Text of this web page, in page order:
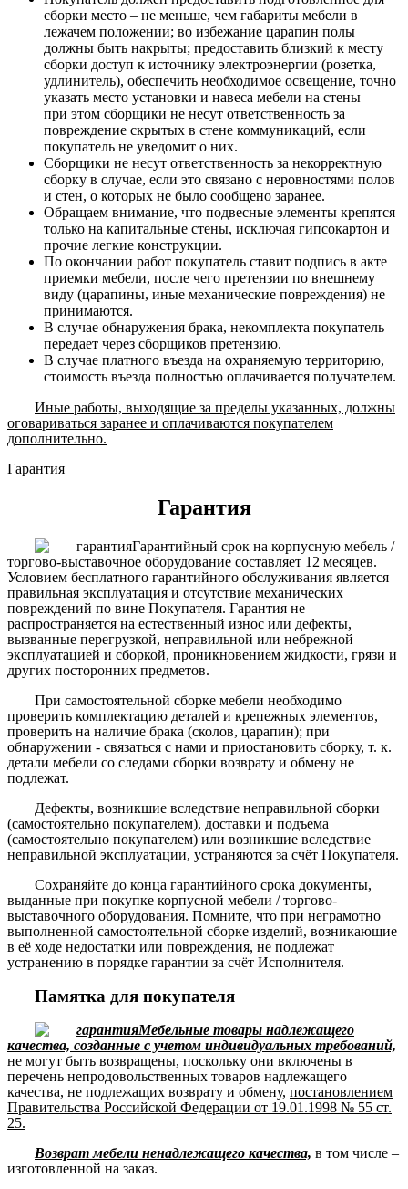
сборки место – не меньше, чем габариты мебели в
лежачем положении; во избежание царапин полы
должны быть накрыты; предоставить близкий к месту
сборки доступ к источнику электроэнергии (розетка,
удлинитель), обеспечить необходимое освещение, точно
указать место установки и навеса мебели на стены —
при этом сборщики не несут ответственность за
повреждение скрытых в стене коммуникаций, если
покупатель не уведомит о них.
Сборщики не несут ответственность за некорректную
сборку в случае, если это связано с неровностями полов
и стен, о которых не было сообщено заранее.
Обращаем внимание, что подвесные элементы крепятся
только на капитальные стены, исключая гипсокартон и
прочие легкие конструкции.
По окончании работ покупатель ставит подпись в акте
приемки мебели, после чего претензии по внешнему
виду (царапины, иные механические повреждения) не
принимаются.
В случае обнаружения брака, некомплекта покупатель
передает через сборщиков претензию.
В случае платного въезда на охраняемую территорию,
стоимость въезда полностью оплачивается получателем.
Иные работы, выходящие за пределы указанных, должны
оговариваться заранее и оплачиваются покупателем
дополнительно.
Гарантия
Гарантия
Гарантийный срок на корпусную мебель /
торгово-выставочное оборудование составляет 12 месяцев.
Условием бесплатного гарантийного обслуживания является
правильная эксплуатация и отсутствие механических
повреждений по вине Покупателя. Гарантия не
распространяется на естественный износ или дефекты,
вызванные перегрузкой, неправильной или небрежной
эксплуатацией и сборкой, проникновением жидкости, грязи и
других посторонних предметов.
При самостоятельной сборке мебели необходимо
проверить комплектацию деталей и крепежных элементов,
проверить на наличие брака (сколов, царапин); при
обнаружении - связаться с нами и приостановить сборку, т. к.
детали мебели со следами сборки возврату и обмену не
подлежат.
Дефекты, возникшие вследствие неправильной сборки
(самостоятельно покупателем), доставки и подъема
(самостоятельно покупателем) или возникшие вследствие
неправильной эксплуатации, устраняются за счёт Покупателя.
Сохраняйте до конца гарантийного срока документы,
выданные при покупке корпусной мебели / торгово-
выставочного оборудования. Помните, что при неграмотно
выполненной самостоятельной сборке изделий, возникающие
в её ходе недостатки или повреждения, не подлежат
устранению в порядке гарантии за счёт Исполнителя.
Памятка для покупателя
Мебельные товары надлежащего
качества, созданные с учетом индивидуальных требований,
не могут быть возвращены, поскольку они включены в
перечень непродовольственных товаров надлежащего
качества, не подлежащих возврату и обмену, постановлением
Правительства Российской Федерации от 19.01.1998 № 55 ст.
25.
Возврат мебели ненадлежащего качества, в том числе –
изготовленной на заказ.